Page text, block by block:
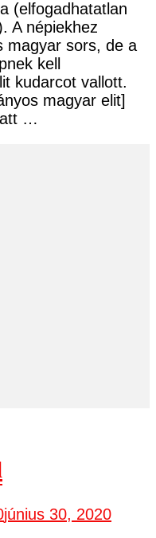
(elfogadhatatlan
A népiekhez
magyar sors, de a
kell
kudarcot vallott.
magyar elit]
…
június 30, 2020